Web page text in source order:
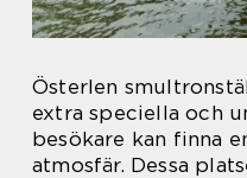
Österlen
extra speciella och
besökare kan finna
atmosfär. Dessa